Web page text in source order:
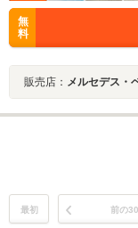
無
料
販売店： メルセデス・
最初 前の